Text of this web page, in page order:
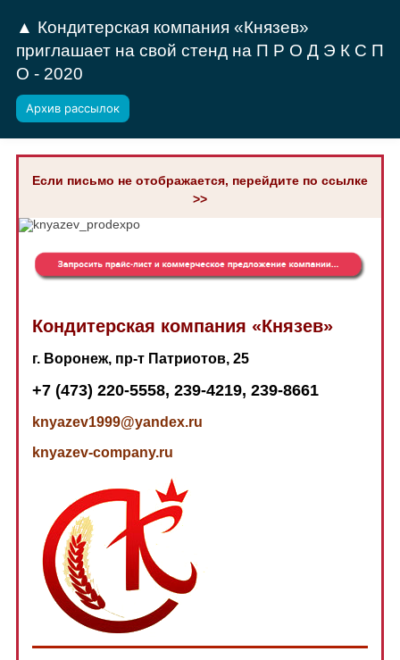
▲ Кондитерская компания «Князев»
приглашает на свой стенд на П Р О Д Э К С П
О - 2020
Архив рассылок
Если письмо не отображается, перейдите по ссылке
>>
Кондитерская компания «Князев»
г. Воронеж, пр-т Патриотов, 25
+7 (473) 220-5558, 239-4219, 239-8661
knyazev1999@yandex.ru
knyazev-company.ru